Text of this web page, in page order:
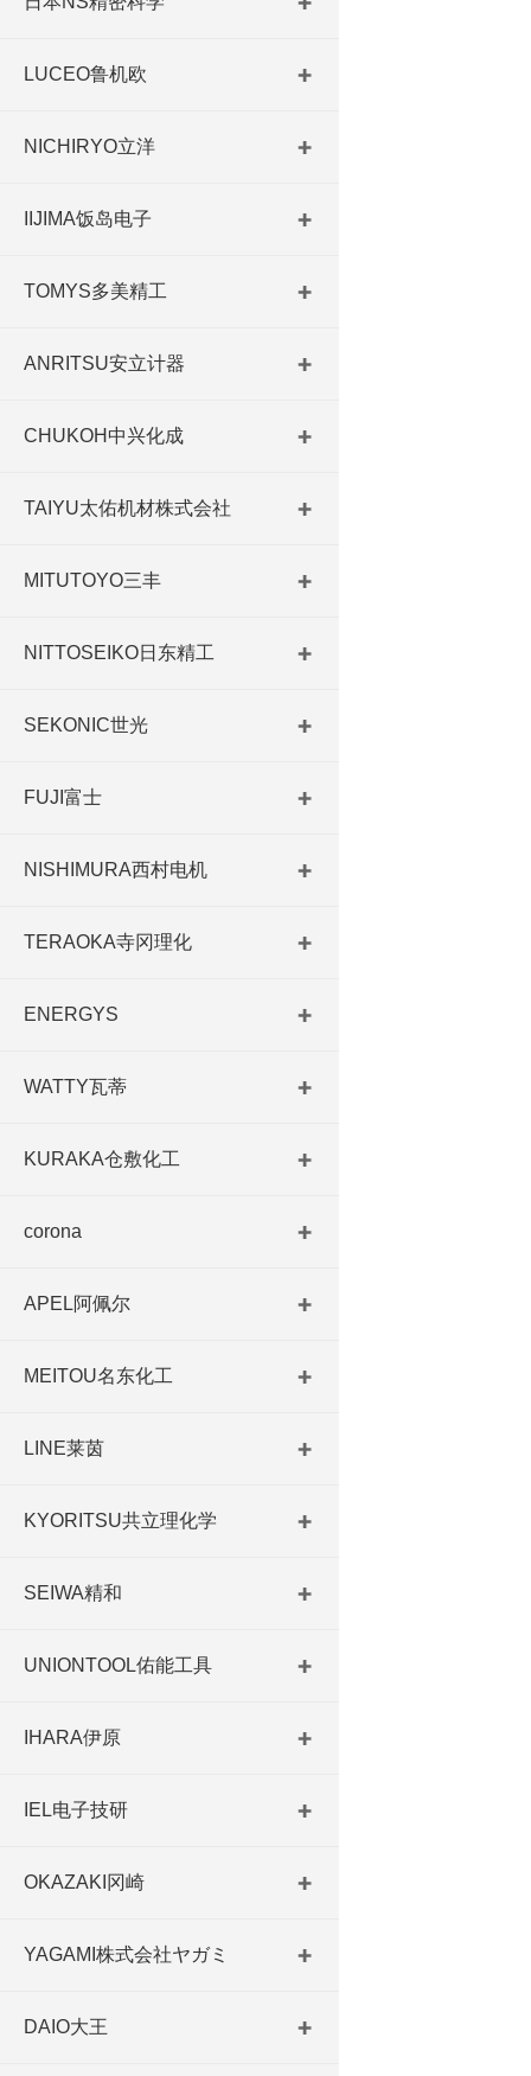
LUCEO鲁机欧
NICHIRYO立洋
IIJIMA饭岛电子
TOMYS多美精工
ANRITSU安立计器
CHUKOH中兴化成
TAIYU太佑机材株式会社
MITUTOYO三丰
NITTOSEIKO日东精工
SEKONIC世光
FUJI富士
NISHIMURA西村电机
TERAOKA寺冈理化
ENERGYS
WATTY瓦蒂
KURAKA仓敷化工
corona
APEL阿佩尔
MEITOU名东化工
LINE莱茵
KYORITSU共立理化学
SEIWA精和
UNIONTOOL佑能工具
IHARA伊原
IEL电子技研
OKAZAKI冈崎
YAGAMI株式会社ヤガミ
DAIO大王